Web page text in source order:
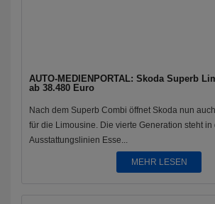
AUTO-MEDIENPORTAL: Skoda Superb
ab 38.480 Euro
Nach dem Superb Combi öffnet Skoda nun
für die Limousine. Die vierte Generation steht in
Ausstattungslinien Esse...
MEHR LESEN